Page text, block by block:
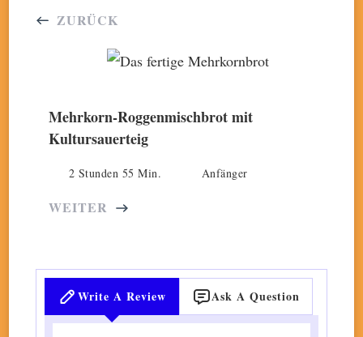
ZURÜCK
Mehrkorn-Roggenmischbrot mit
Kultursauerteig
2 Stunden 55 Min. Anfänger
WEITER
Write A Review Ask A Question